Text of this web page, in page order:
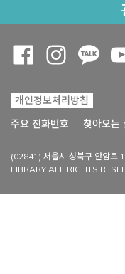
개인정보처리방침
주요 전화번호
찾아오는
(02841) 서울시 성북구 안암로
LIBRARY ALL RIGHTS
Opens a new
Opens a